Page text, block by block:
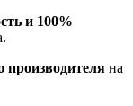
и 100%
производителя на